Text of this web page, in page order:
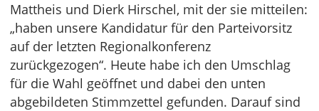
Mattheis und Dierk Hirschel, mit der sie mitteilen:
„haben unsere Kandidatur für den Parteivorsitz
auf der letzten Regionalkonferenz
zurückgezogen“. Heute habe ich den Umschlag
für die Wahl geöffnet und dabei den unten
abgebildeten Stimmzettel gefunden. Darauf sind